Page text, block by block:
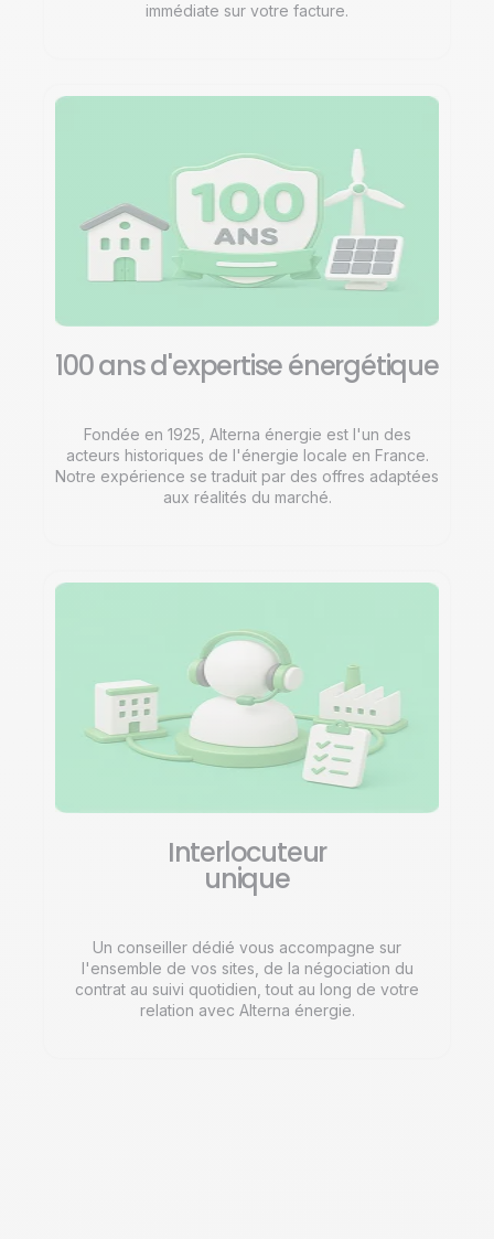
immédiate sur votre facture.
100 ans d'expertise énergétique
Fondée en 1925, Alterna énergie est l'un des
acteurs historiques de l'énergie locale en France.
Notre expérience se traduit par des offres adaptées
aux réalités du marché.
Interlocuteur
unique
Un conseiller dédié vous accompagne sur
l'ensemble de vos sites, de la négociation du
contrat au suivi quotidien, tout au long de votre
relation avec Alterna énergie.